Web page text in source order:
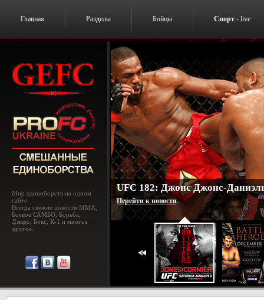
Главная Разделы Бойцы Спорт - live
Мир единоборств на одном
сайте.
Всегда свежие новости MMA,
Боевое САМБО, Борьба,
Дзюдо, Бокс, К-1 и многое
другое.
UFC 182: Джонс Джонс-
Перейти к новости.